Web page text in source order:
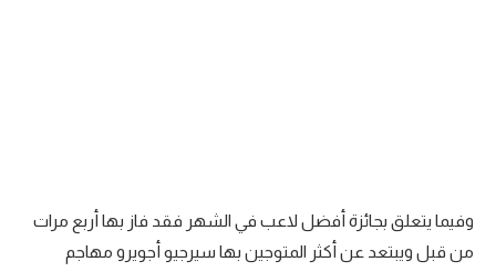
وفيما يتعلق بجائزة أفضل لاعب في الشهر فقد فاز بها أربع مرات
من قبل ويبتعد عن أكثر المتوجين بها سيرجيو أجويرو مهاجم